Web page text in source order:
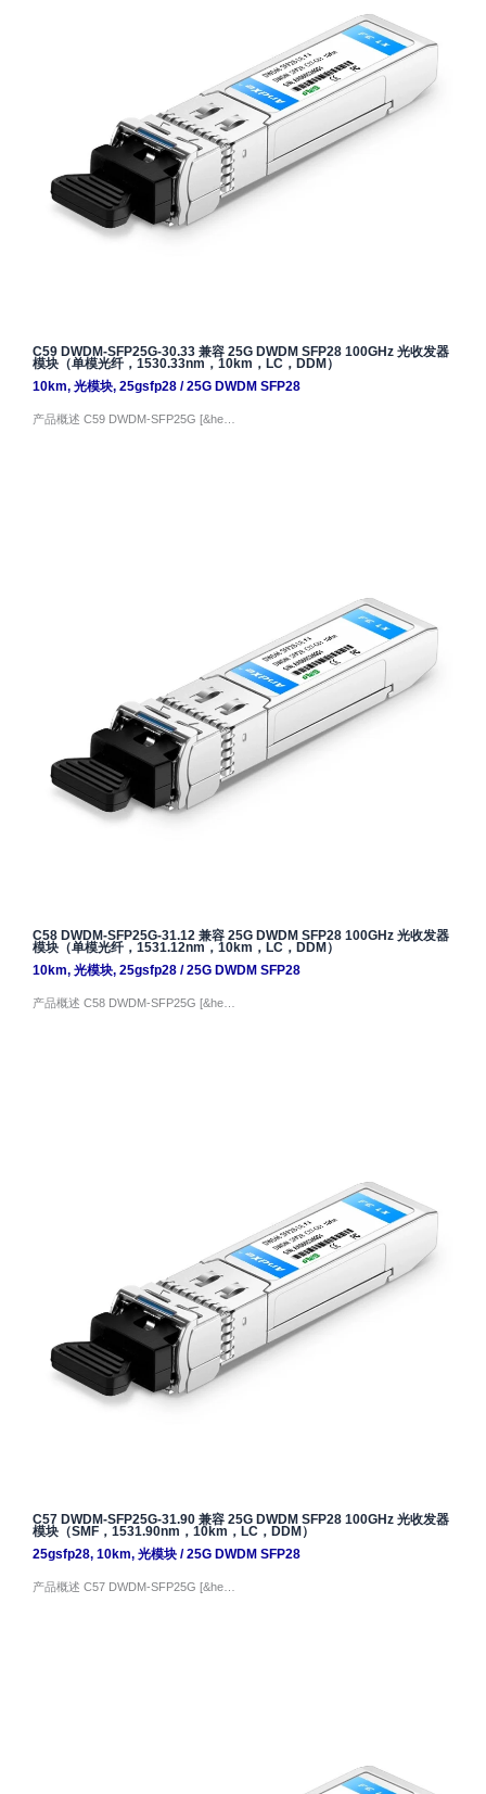
C59 DWDM-SFP25G-30.33 兼容 25G DWDM SFP28 100GHz 光收发器
模块（单模光纤，1530.33nm，10km，LC，DDM）
10km, 光模块, 25gsfp28/25G DWDM SFP28
产品概述 C59 DWDM-SFP25G [&he…
C58 DWDM-SFP25G-31.12 兼容 25G DWDM SFP28 100GHz 光收发器
模块（单模光纤，1531.12nm，10km，LC，DDM）
10km, 光模块, 25gsfp28/25G DWDM SFP28
产品概述 C58 DWDM-SFP25G [&he…
C57 DWDM-SFP25G-31.90 兼容 25G DWDM SFP28 100GHz 光收发器
模块（SMF，1531.90nm，10km，LC，DDM）
25gsfp28, 10km, 光模块/25G DWDM SFP28
产品概述 C57 DWDM-SFP25G [&he…